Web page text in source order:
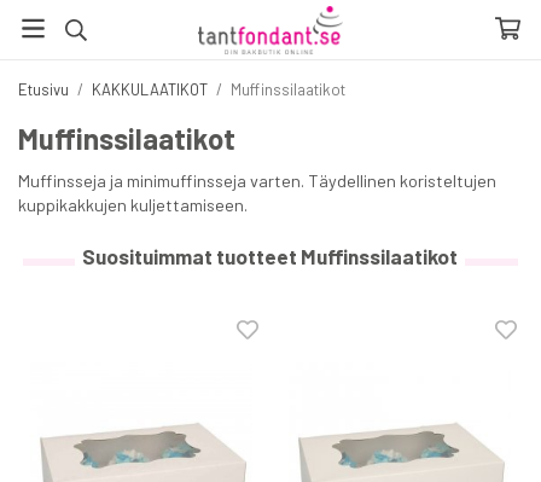
Etusivu / KAKKULAATIKOT / Muffinssilaatikot
Muffinssilaatikot
Muffinsseja ja minimuffinsseja varten. Täydellinen koristeltujen
kuppikakkujen kuljettamiseen.
Suosituimmat tuotteet Muffinssilaatikot